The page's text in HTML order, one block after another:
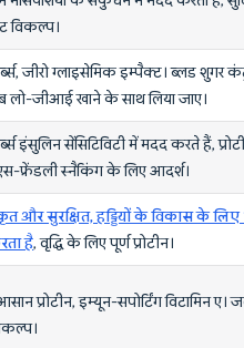
विकल्प।
जीरो ग्लाइसेमिक इम्पैक्ट। ब्लड शुगर
जीआई खाने के साथ लिया जाए।
इंसुलिन सेंसिटिविटी में मदद करते हैं,
फ्रेंडली स्नैकिंग के लिए आदर्श।
और सुरक्षित, हड्डियों के विकास के
है, वृद्धि के लिए पूर्ण प्रोटीन।
प्रोटीन, इम्यून-सपोर्टिंग विटामिन